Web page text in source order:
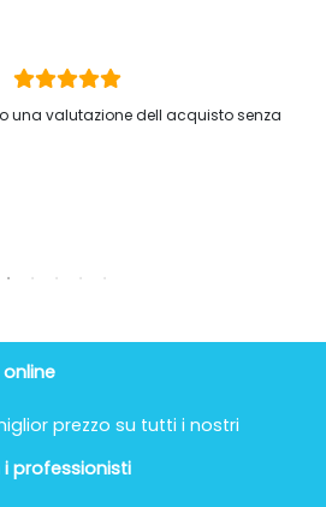
una valutazione dell acquisto senza
prezzo su tutti i nostri
professionisti